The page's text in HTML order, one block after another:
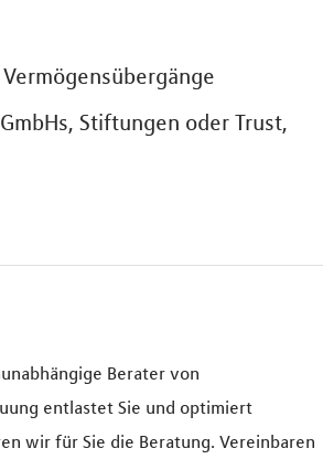
Stiftungen oder Trust,
Berater von
entlastet Sie und optimiert
wir für Sie die Beratung. Vereinbaren